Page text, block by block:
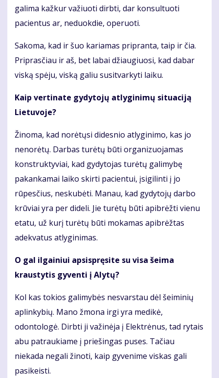
galima kažkur važiuoti dirbti, dar konsultuoti
pacientus ar, neduokdie, operuoti.
Sakoma, kad ir šuo kariamas pripranta, taip ir čia.
Priprasčiau ir aš, bet labai džiaugiuosi, kad dabar
viską spėju, viską galiu susitvarkyti laiku.
Kaip vertinate gydytojų atlyginimų situaciją
Lietuvoje?
Žinoma, kad norėtųsi didesnio atlyginimo, kas jo
nenorėtų. Darbas turėtų būti organizuojamas
konstruktyviai, kad gydytojas turėtų galimybę
pakankamai laiko skirti pacientui, įsigilinti į jo
rūpesčius, neskubėti. Manau, kad gydytojų darbo
krūviai yra per dideli. Jie turėtų būti apibrėžti vienu
etatu, už kurį turėtų būti mokamas apibrėžtas
adekvatus atlyginimas.
O gal ilgainiui apsispręsite su visa šeima
kraustytis gyventi į Alytų?
Kol kas tokios galimybės nesvarstau dėl šeiminių
aplinkybių. Mano žmona irgi yra medikė,
odontologė. Dirbti ji važinėja į Elektrėnus, tad rytais
abu patraukiame į priešingas puses. Tačiau
niekada negali žinoti, kaip gyvenime viskas gali
pasikeisti.